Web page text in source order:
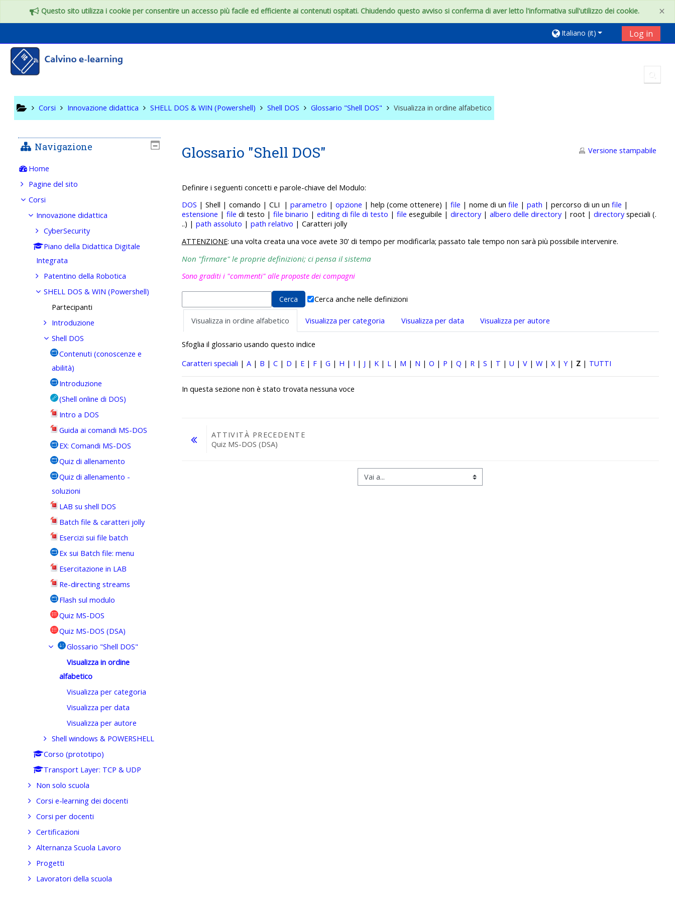
×
Questo sito utilizza i cookie per consentire un accesso più facile ed efficiente ai contenuti ospitati. Chiudendo questo avviso si conferma di aver letto l'informativa sull'utilizzo dei cookie.
Italiano ‎(it)‎ Log in
Corsi Innovazione didattica SHELL DOS & WIN (Powershell) Shell DOS Glossario "Shell DOS" Visualizza in ordine alfabetico
Glossario "Shell DOS" Versione stampabile
Definire i seguenti concetti e parole-chiave del Modulo:
DOS | Shell | comando | CLI | parametro | opzione | help (come ottenere) | file | nome di un file | path | percorso di un un file |
estensione | file di testo | file binario | editing di file di testo | file eseguibile | directory| albero delle directory| root | directoryspeciali (.
..) | path assoluto | path relativo | Caratteri jolly
ATTENZIONE: una volta creata una voce avete 30' di tempo per modificarla; passato tale tempo non sarà più possibile intervenire.
Non "firmare" le proprie definizioni; ci pensa il sistema
Sono graditi i "commenti" alle proposte dei compagni
Cerca anche nelle definizioni
Visualizza in ordine alfabetico Visualizza per categoria Visualizza per data Visualizza per autore
Sfoglia il glossario usando questo indice
Caratteri speciali | A| B | C| D | E| F| G | H | I | J | K| L| M | N | O | P | Q | R| S | T | U | V| W| X| Y| Z| TUTTI
In questa sezione non è stato trovata nessuna voce
ATTIVITÀ PRECEDENTE
Quiz MS-DOS (DSA)
Navigazione
Home
Pagine del sito
Corsi
Innovazione didattica
CyberSecurity
Piano della Didattica Digitale
Integrata
Patentino della Robotica
SHELL DOS & WIN (Powershell)
Partecipanti
Introduzione
Shell DOS
Contenuti (conoscenze e
abilità)
Introduzione
(Shell online di DOS)
Intro a DOS
Guida ai comandi MS-DOS
EX: Comandi MS-DOS
Quiz di allenamento
Quiz di allenamento -
soluzioni
LAB su shell DOS
Batch file & caratteri jolly
Esercizi sui file batch
Ex sui Batch file: menu
Esercitazione in LAB
Re-directing streams
Flash sul modulo
Quiz MS-DOS
Quiz MS-DOS (DSA)
Glossario "Shell DOS"
Visualizza in ordine
alfabetico
Visualizza per categoria
Visualizza per data
Visualizza per autore
Shell windows & POWERSHELL
Corso (prototipo)
Transport Layer: TCP & UDP
Non solo scuola
Corsi e-learning dei docenti
Corsi per docenti
Certificazioni
Alternanza Scuola Lavoro
Progetti
Lavoratori della scuola